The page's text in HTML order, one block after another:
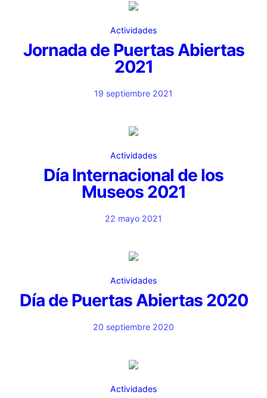
Actividades
Jornada de Puertas Abiertas
2021
19 septiembre 2021
Actividades
Día Internacional de los
Museos 2021
22 mayo 2021
Actividades
Día de Puertas Abiertas 2020
20 septiembre 2020
Actividades